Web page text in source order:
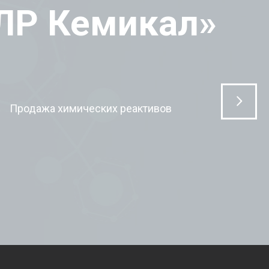
Кемикал»
Продажа химических реактивов